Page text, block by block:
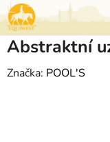
Přejít
na
obsah
Abstraktní
Značka: POOL'S